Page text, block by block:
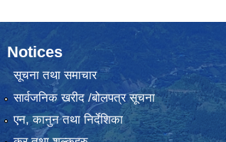
Notices
सूचना तथा समाचार
सार्वजनिक खरीद /बोलपत्र सूचना
एन, कानुन तथा निर्देशिका